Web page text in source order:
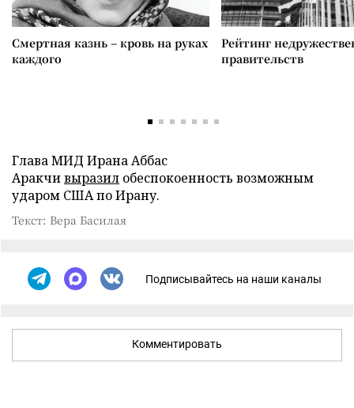
Смертная казнь – кровь на руках
каждого
Рейтинг
правительств
Глава МИД Ирана Аббас
Аракчивыразил обеспокоенность возможным
ударом США по Ирану.
Текст: Вера Басилая
Подписывайтесь на наши каналы
Комментировать